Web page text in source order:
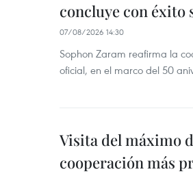
concluye con éxito
07/08/2026 14:30
Sophon Zaram reafirma la
oficial, en el marco del 50
Visita del máximo
cooperación más